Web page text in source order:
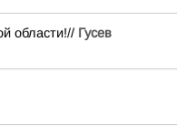
области!// Гусев